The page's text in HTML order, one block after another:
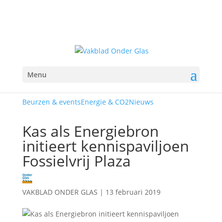
Menu
Beurzen & eventsEnergie & CO2Nieuws
Kas als Energiebron
initieert kennispaviljoen
Fossielvrij Plaza
VAKBLAD ONDER GLAS | 13 februari 2019